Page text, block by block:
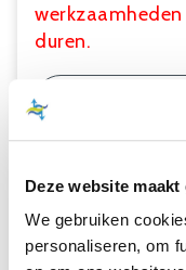
Deze website
We gebruiken
personaliseren, om
duren.
THE
This route
forest and a